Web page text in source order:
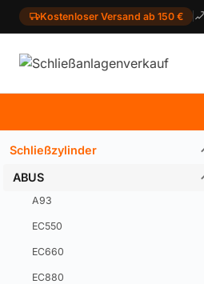
Kostenloser Versand ab 150 €
Schließzylinder
ABUS
A93
EC550
EC660
EC880